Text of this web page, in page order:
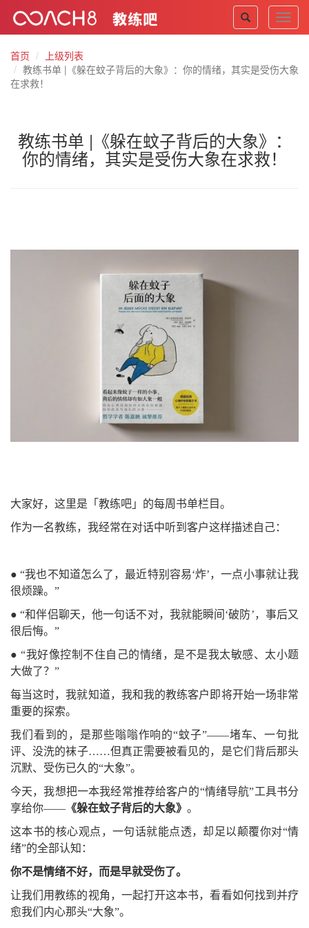
首页
上级列表
教练书单 |《躲在蚊子背后的大象》：你的情绪，其实是受伤大象
在求救！
教练书单 |《躲在蚊子背后的大象》：
你的情绪，其实是受伤大象在求救！
大家好，这里是「教练吧」的每周书单栏目。
作为一名教练，我经常在对话中听到客户这样描述自己：
● “我也不知道怎么了，最近特别容易‘炸’，一点小事就让我
很烦躁。”
● “和伴侣聊天，他一句话不对，我就能瞬间‘破防’，事后又
很后悔。”
● “我好像控制不住自己的情绪，是不是我太敏感、太小题
大做了？”
每当这时，我就知道，我和我的教练客户即将开始一场非常
重要的探索。
我们看到的，是那些嗡嗡作响的“蚊子”——堵车、一句批
评、没洗的袜子……但真正需要被看见的，是它们背后那头
沉默、受伤已久的“大象”。
今天，我想把一本我经常推荐给客户的“情绪导航”工具书分
享给你—— 《躲在蚊子背后的大象》 。
这本书的核心观点，一句话就能点透，却足以颠覆你对“情
绪”的全部认知：
你不是情绪不好，而是早就受伤了。
让我们用教练的视角，一起打开这本书，看看如何找到并疗
愈我们内心那头“大象”。